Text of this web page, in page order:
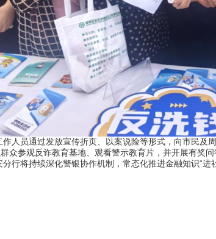
员通过发放宣传折页、以案说险等形式，向市民及
众参观反诈教育基地、观看警示教育片，并开展有奖问
将持续深化警银协作机制，常态化推进金融知识“进